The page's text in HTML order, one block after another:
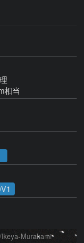
相当
Murakami